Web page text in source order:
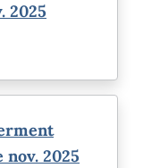
2025
2025